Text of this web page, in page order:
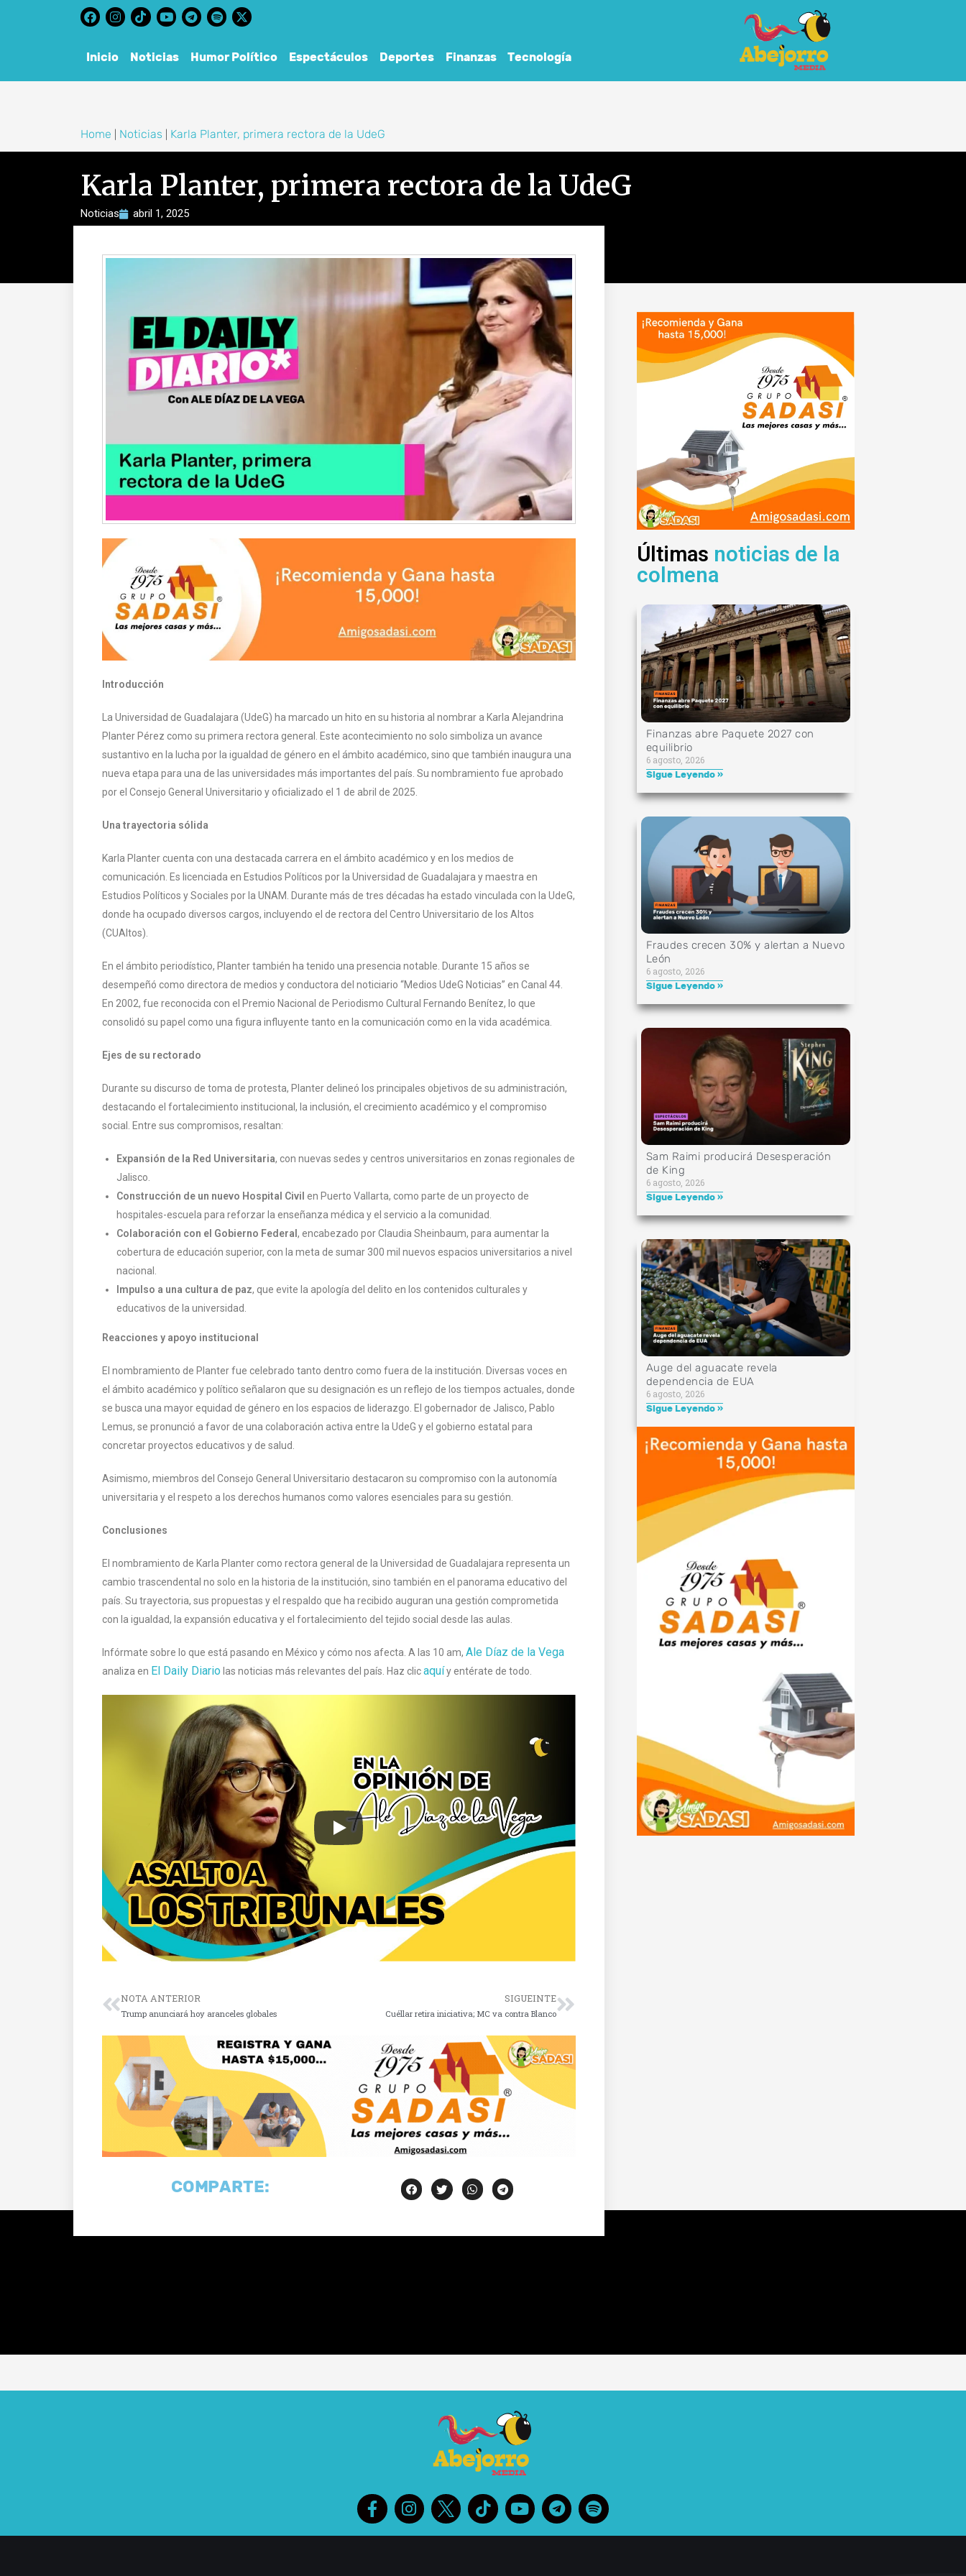
Inicio Noticias Humor Político Espectáculos Deportes Finanzas Tecnología
Home Noticias Karla Planter, primera rectora de la UdeG
Karla Planter, primera rectora de la UdeG
Noticias abril 1, 2025
Introducción
La Universidad de Guadalajara (UdeG) ha marcado un hito en su historia al nombrar a Karla Alejandrina
Planter Pérez como su primera rectora general. Este acontecimiento no solo simboliza un avance
sustantivo en la lucha por la igualdad de género en el ámbito académico, sino que también inaugura una
nueva etapa para una de las universidades más importantes del país. Su nombramiento fue aprobado
por el Consejo General Universitario y oficializado el 1 de abril de 2025.
Una trayectoria sólida
Karla Planter cuenta con una destacada carrera en el ámbito académico y en los medios de
comunicación. Es licenciada en Estudios Políticos por la Universidad de Guadalajara y maestra en
Estudios Políticos y Sociales por la UNAM. Durante más de tres décadas ha estado vinculada con la UdeG,
donde ha ocupado diversos cargos, incluyendo el de rectora del Centro Universitario de los Altos
(CUAltos).
En el ámbito periodístico, Planter también ha tenido una presencia notable. Durante 15 años se
desempeñó como directora de medios y conductora del noticiario “Medios UdeG Noticias” en Canal 44.
En 2002, fue reconocida con el Premio Nacional de Periodismo Cultural Fernando Benítez, lo que
consolidó su papel como una figura influyente tanto en la comunicación como en la vida académica.
Ejes de su rectorado
Durante su discurso de toma de protesta, Planter delineó los principales objetivos de su administración,
destacando el fortalecimiento institucional, la inclusión, el crecimiento académico y el compromiso
social. Entre sus compromisos, resaltan:
Expansión de la Red Universitaria, con nuevas sedes y centros universitarios en zonas regionales de
Jalisco.
Construcción de un nuevo Hospital Civil en Puerto Vallarta, como parte de un proyecto de
hospitales-escuela para reforzar la enseñanza médica y el servicio a la comunidad.
Colaboración con el Gobierno Federal , encabezado por Claudia Sheinbaum, para aumentar la
cobertura de educación superior, con la meta de sumar 300 mil nuevos espacios universitarios a nivel
nacional.
Impulso a una cultura de paz, que evite la apología del delito en los contenidos culturales y
educativos de la universidad.
Reacciones y apoyo institucional
El nombramiento de Planter fue celebrado tanto dentro como fuera de la institución. Diversas voces en
el ámbito académico y político señalaron que su designación es un reflejo de los tiempos actuales, donde
se busca una mayor equidad de género en los espacios de liderazgo. El gobernador de Jalisco, Pablo
Lemus, se pronunció a favor de una colaboración activa entre la UdeG y el gobierno estatal para
concretar proyectos educativos y de salud.
Asimismo, miembros del Consejo General Universitario destacaron su compromiso con la autonomía
universitaria y el respeto a los derechos humanos como valores esenciales para su gestión.
Conclusiones
El nombramiento de Karla Planter como rectora general de la Universidad de Guadalajara representa un
cambio trascendental no solo en la historia de la institución, sino también en el panorama educativo del
país. Su trayectoria, sus propuestas y el respaldo que ha recibido auguran una gestión comprometida
con la igualdad, la expansión educativa y el fortalecimiento del tejido social desde las aulas.
Infórmate sobre lo que está pasando en México y cómo nos afecta. A las 10 am, Ale Díaz de la Vega
analiza en El Daily Diario las noticias más relevantes del país. Haz clicaquíy entérate de todo.
NOTA ANTERIOR
Trump anunciará hoy aranceles globales
SIGUEINTE
Cuéllar retira iniciativa; MC va contra Blanco
COMPARTE:
Últimas noticias de la
colmena
Finanzas abre Paquete 2027 con
equilibrio
6 agosto, 2026
Sigue Leyendo »
Fraudes crecen 30% y alertan a Nuevo
León
6 agosto, 2026
Sigue Leyendo »
Sam Raimi producirá Desesperación
de King
6 agosto, 2026
Sigue Leyendo »
Auge del aguacate revela
dependencia de EUA
6 agosto, 2026
Sigue Leyendo »